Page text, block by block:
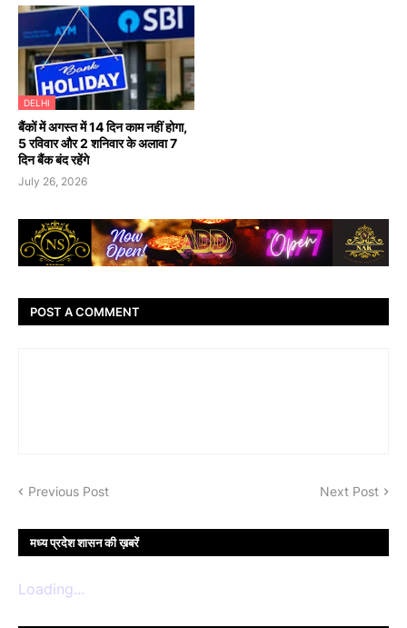
DELHI
बैंकों में अगस्त में 14 दिन काम नहीं होगा,
5 रविवार और 2 शनिवार के अलावा 7
दिन बैंक बंद रहेंगे
July 26, 2026
POST A COMMENT
Previous Post Next Post
मध्य प्रदेश शासन की ख़बरें
Loading...